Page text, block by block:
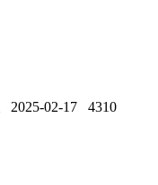
2025-02-17 4310